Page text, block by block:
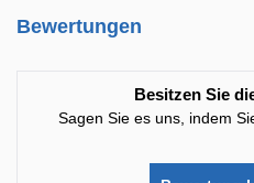
Bewertungen
Besitzen Sie
Sagen Sie es uns, indem